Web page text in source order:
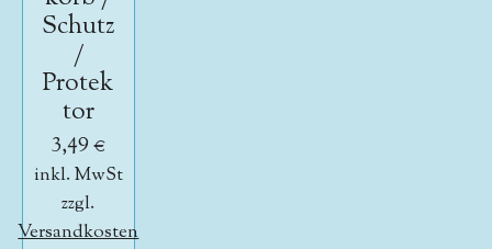
Schutz
/
Protek
tor
3,49 €
inkl. MwSt
zzgl.
Versandkosten